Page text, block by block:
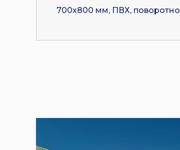
700х800 мм, ПВХ,